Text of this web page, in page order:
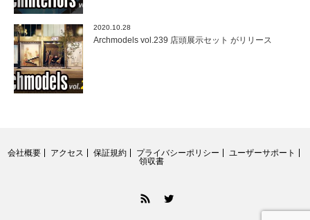
2020.10.28
Archmodels vol.239 店頭展示セット がリリース
会社概要 アクセス 保証規約 プライバシーポリシー
ユーザーサポート
領収書